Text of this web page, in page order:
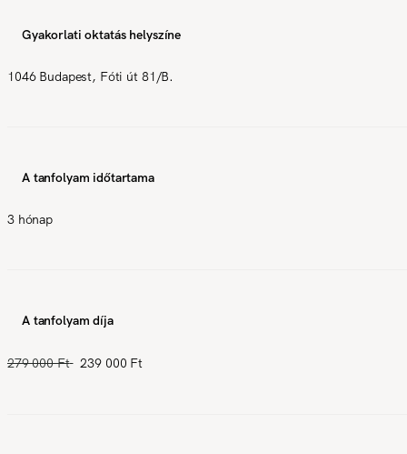
Gyakorlati oktatás helyszíne
1046 Budapest, Fóti út 81/B.
A tanfolyam időtartama
3 hónap
A tanfolyam díja
279 000 Ft 239 000 Ft